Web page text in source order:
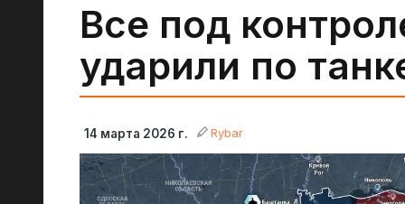
Все под
ударили по
14 марта 2026 г. Rybar